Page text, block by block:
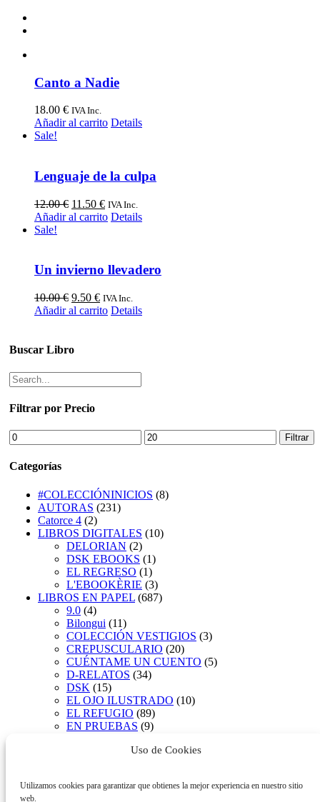
Uso de Cookies
Utilizamos cookies para garantizar que obtienes la mejor experiencia en nuestro sitio
web.
Canto a Nadie
18.00 € IVA Inc.
Añadir al carrito Details
Sale!
Lenguaje de la culpa
12.00€ El
precio
11.50 €El
precio
IVA Inc.
Añadir al carrito Details
Sale!
Un invierno llevadero
10.00€ El
precio
10.00 €.
9.50 €El
precio
IVA Inc.
Añadir al carrito Details
Buscar Libro
Filtrar por Precio
Precio
mínimo
Precio
máximo
Filtrar
Categorías
#COLECCIÓNINICIOS (8)
AUTORAS (231)
Catorce 4 (2)
LIBROS DIGITALES (10)
DELORIAN (2)
DSK EBOOKS (1)
EL REGRESO (1)
L'EBOOKÈRIE (3)
LIBROS EN PAPEL (687)
9.0 (4)
Bilongui (11)
COLECCIÓN VESTIGIOS (3)
CREPUSCULARIO (20)
CUÉNTAME UN CUENTO (5)
D-RELATOS (34)
DSK (15)
EL OJO ILUSTRADO (10)
EL REFUGIO (89)
EN PRUEBAS (9)
HUELLA DEL AIRE (70)
LA POESÍA QUE VIENE (37)